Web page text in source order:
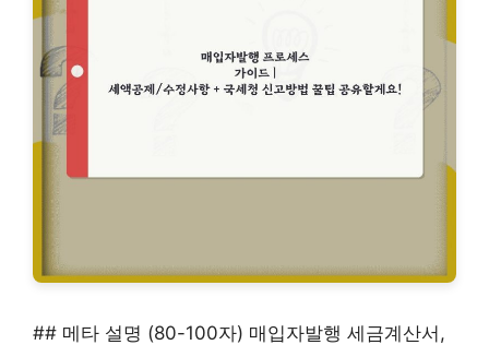
## 메타 설명 (80-100자) 매입자발행 세금계산서,